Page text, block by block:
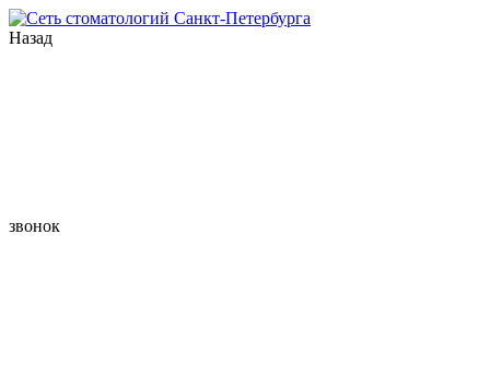
Назад
звонок